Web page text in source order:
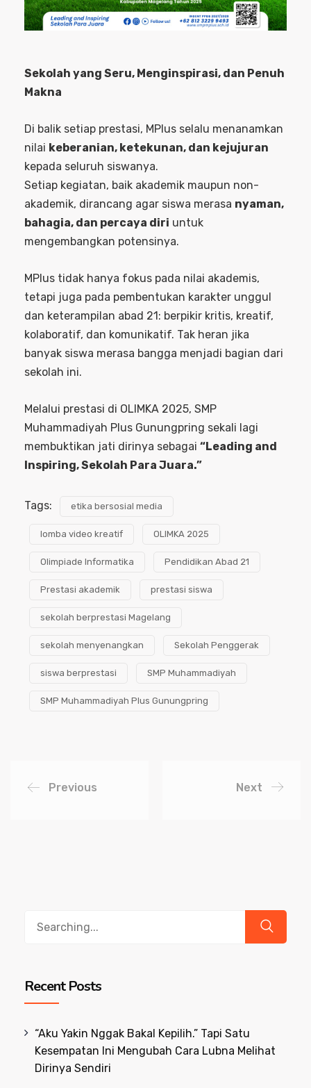
Sekolah yang Seru, Menginspirasi, dan Penuh
Makna
Di balik setiap prestasi, MPlus selalu menanamkan
nilai keberanian, ketekunan, dan kejujuran
kepada seluruh siswanya.
Setiap kegiatan, baik akademik maupun non-
akademik, dirancang agar siswa merasa nyaman,
bahagia, dan percaya diri untuk
mengembangkan potensinya.
MPlus tidak hanya fokus pada nilai akademis,
tetapi juga pada pembentukan karakter unggul
dan keterampilan abad 21: berpikir kritis, kreatif,
kolaboratif, dan komunikatif. Tak heran jika
banyak siswa merasa bangga menjadi bagian dari
sekolah ini.
Melalui prestasi di OLIMKA 2025, SMP
Muhammadiyah Plus Gunungpring sekali lagi
membuktikan jati dirinya sebagai “Leading and
Inspiring, Sekolah Para Juara.”
Tags: etika bersosial media
lomba video kreatif OLIMKA 2025
Olimpiade Informatika Pendidikan Abad 21
Prestasi akademik prestasi siswa
sekolah berprestasi Magelang
sekolah menyenangkan Sekolah Penggerak
siswa berprestasi SMP Muhammadiyah
SMP Muhammadiyah Plus Gunungpring
Previous Next
Recent Posts
“Aku Yakin Nggak Bakal Kepilih.” Tapi Satu
Kesempatan Ini Mengubah Cara Lubna Melihat
Dirinya Sendiri